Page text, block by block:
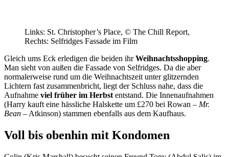
Links: St. Christopher’s Place, © The Chill Report,
Rechts: Selfridges Fassade im Film
Gleich ums Eck erledigen die beiden ihrWeihnachtsshopping.
Man sieht von außen die Fassade von Selfridges. Da die aber
normalerweise rund um die Weihnachtszeit unter glitzernden
Lichtern fast zusammenbricht, liegt der Schluss nahe, dass die
Aufnahme viel früher im Herbst entstand. Die Innenaufnahmen
(Harry kauft eine hässliche Halskette um £270 bei Rowan – Mr.
Bean – Atkinson) stammen ebenfalls aus dem Kaufhaus.
Voll bis obenhin mit Kondomen